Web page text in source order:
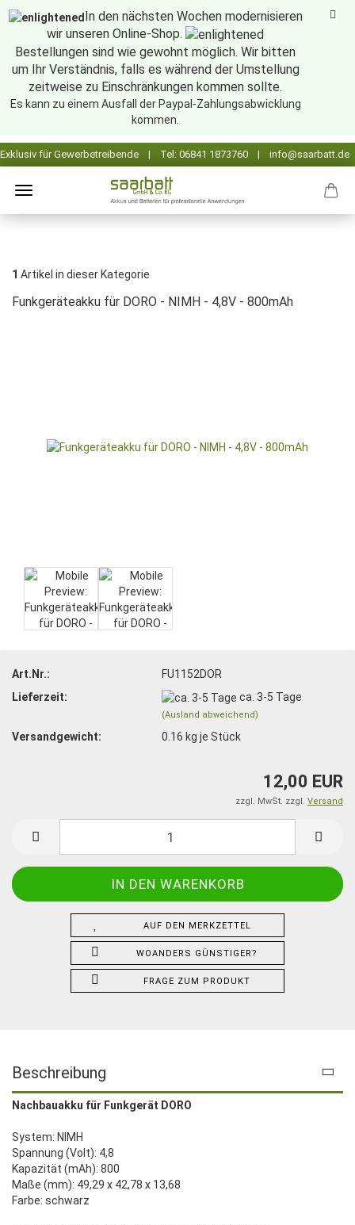
In den nächsten Wochen modernisieren
wir unseren Online-Shop.
Bestellungen sind wie gewohnt möglich. Wir bitten
um Ihr Verständnis, falls es während der Umstellung
zeitweise zu Einschränkungen kommen sollte.
Es kann zu einem Ausfall der Paypal-Zahlungsabwicklung
kommen.
1 Artikel in dieser Kategorie
Funkgeräteakku für DORO - NIMH - 4,8V - 800mAh
Art.Nr.:
FU1152DOR
Lieferzeit:
ca. 3-5 Tage
(Ausland abweichend)
Versandgewicht: 0.16 kg je Stück
12,00 EUR
zzgl. MwSt. zzgl. Versand
AUF DEN MERKZETTEL
WOANDERS GÜNSTIGER?
FRAGE ZUM PRODUKT
Beschreibung
Nachbauakku für Funkgerät DORO
System: NIMH
Spannung (Volt): 4,8
Kapazität (mAh): 800
Maße (mm): 49,29 x 42,78 x 13,68
Farbe: schwarz